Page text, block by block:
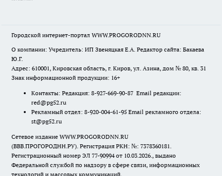
Городской интернет-портал WWW.PROGORODNN.RU
О компании: Учредитель: ИП Звеняцкая Е.А. Редактор сайта: Бакаева
Ю.Г.
Адрес: 610001, Кировская область, г. Киров, ул. Азина, дом № 80, кв. 31
Знак информационной продукции: 16+
Контакты: Редакция: 8-927-669-90-87 Email редакции:
red@pg52.ru
Рекламный отдел: 8-920-004-61-95 Email рекламного отдела:
st@pg52.ru
Сетевое издание WWW.PROGORODNN.RU
(ВВВ.ПРОГОРОДНН.РУ). Регистрация РКН: №: 7378360181.
Регистрационный номер ЭЛ 77-90994 от 10.03.2026., выдано
Федеральной службой по надзору в сфере связи, информационных
технологий и массовых коммуникаций.